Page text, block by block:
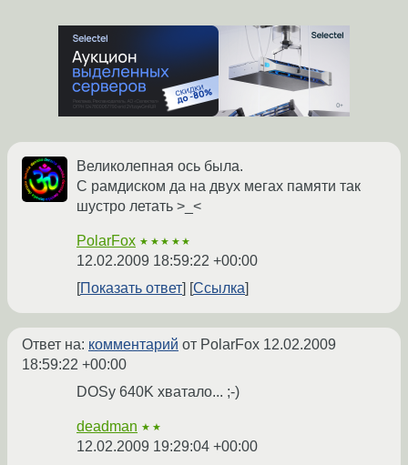
Великолепная ось была.
С рамдиском да на двух мегах памяти так
шустро летать >_<
PolarFox ★★★★★
12.02.2009 18:59:22 +00:00
Показать ответ
Ссылка
Ответ на: комментарий от PolarFox 12.02.2009
18:59:22 +00:00
DOSу 640K хватало... ;-)
deadman ★★
12.02.2009 19:29:04 +00:00